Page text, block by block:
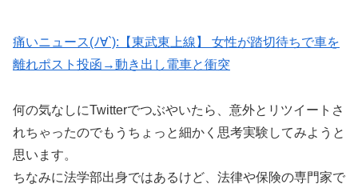
痛いニュース(ﾉ∀`):【東武東上線】 女性が踏切待ちで車を
離れポスト投函→動き出し電車と衝突
何の気なしにTwitterでつぶやいたら、意外とリツイートさ
れちゃったのでもうちょっと細かく思考実験してみようと
思います。
ちなみに法学部出身ではあるけど、法律や保険の専門家で